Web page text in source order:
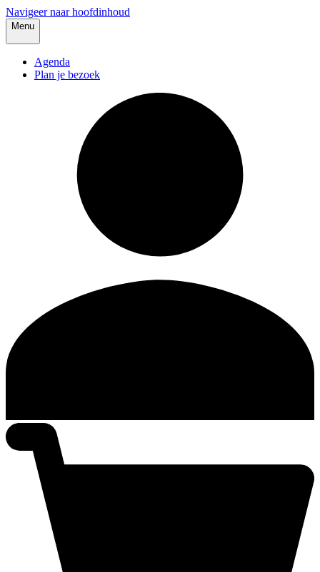
Navigeer naar hoofdinhoud
Menu
Agenda
Plan je bezoek